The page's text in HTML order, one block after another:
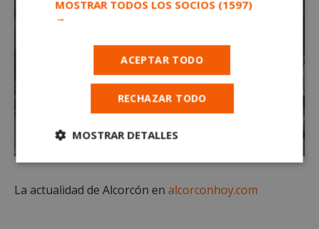
La actualidad de Alcorcón en alcorconhoy.com
MOSTRAR TODOS LOS SOCIOS (1597)
→
ACEPTAR TODO
RECHAZAR TODO
MOSTRAR DETALLES
Cookies
necesarias
Cookies de